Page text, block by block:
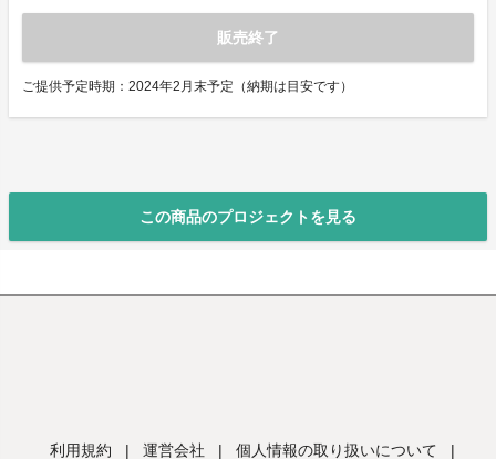
販売終了
ご提供予定時期：2024年2月末予定（納期は目安です）
この商品のプロジェクトを見る
利用規約 | 運営会社 | 個人情報の取り扱いについて |